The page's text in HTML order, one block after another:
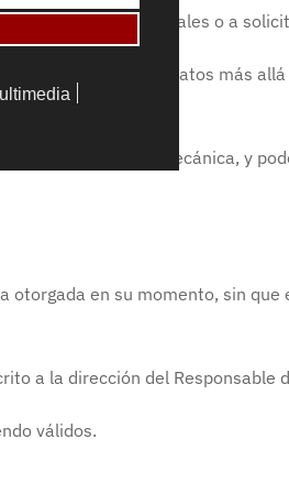
sus datos personales o a
no se traten sus datos más
común y lectura mecánica, y
en su momento, sin
a la dirección del Responsable
válidos.